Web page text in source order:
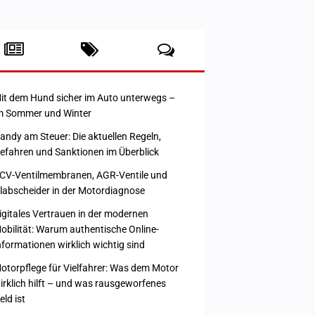
dem Hund sicher im Auto unterwegs –
Sommer und Winter
am Steuer: Die aktuellen Regeln,
und Sanktionen im Überblick
Ventilmembranen, AGR-Ventile und
in der Motordiagnose
Vertrauen in der modernen
Warum authentische Online-
wirklich wichtig sind
für Vielfahrer: Was dem Motor
hilft – und was rausgeworfenes
ist